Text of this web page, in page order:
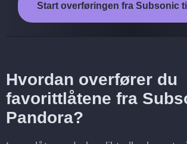
Start overføringen fra Subsonic
Hvordan overfører du
favorittlåtene fra
Pandora?